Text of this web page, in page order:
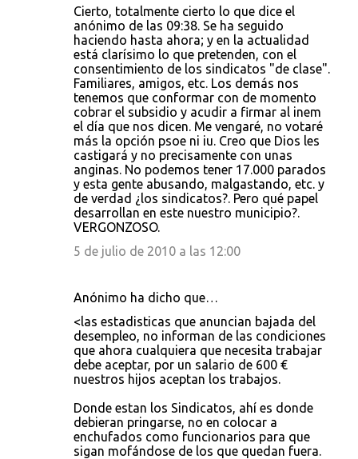
Cierto, totalmente cierto lo que dice el
anónimo de las 09:38. Se ha seguido
haciendo hasta ahora; y en la actualidad
está clarísimo lo que pretenden, con el
consentimiento de los sindicatos "de clase".
Familiares, amigos, etc. Los demás nos
tenemos que conformar con de momento
cobrar el subsidio y acudir a firmar al inem
el día que nos dicen. Me vengaré, no votaré
más la opción psoe ni iu. Creo que Dios les
castigará y no precisamente con unas
anginas. No podemos tener 17.000 parados
y esta gente abusando, malgastando, etc. y
de verdad ¿los sindicatos?. Pero qué papel
desarrollan en este nuestro municipio?.
VERGONZOSO.
5 de julio de 2010 a las 12:00
Anónimo ha dicho que…
<las estadisticas que anuncian bajada del
desempleo, no informan de las condiciones
que ahora cualquiera que necesita trabajar
debe aceptar, por un salario de 600 €
nuestros hijos aceptan los trabajos.
Donde estan los Sindicatos, ahí es donde
debieran pringarse, no en colocar a
enchufados como funcionarios para que
sigan mofándose de los que quedan fuera.